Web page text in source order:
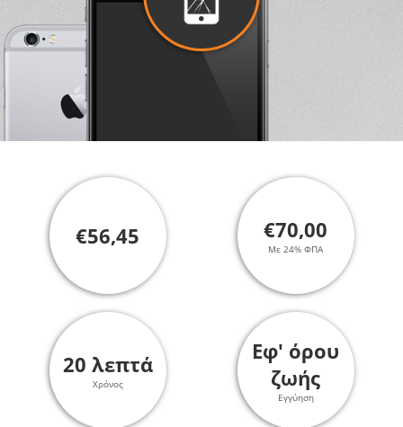
€56,45 €70,00
Με 24% ΦΠΑ
20 λεπτά
Χρόνος
Εφ' όρου
ζωής
Εγγύηση